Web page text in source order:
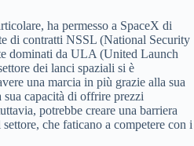
ha permesso a SpaceX di
di contratti NSSL (National Security
dominati da ULA (United Launch
dei lanci spaziali si è
una marcia in più grazie alla sua
sua capacità di offrire prezzi
potrebbe creare una barriera
che faticano a competere con i